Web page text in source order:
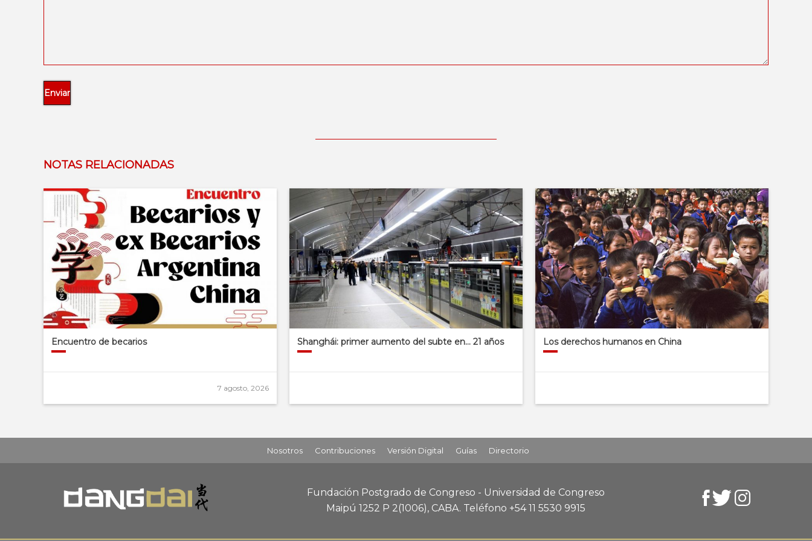
NOTAS RELACIONADAS
Encuentro de becarios
7 agosto, 2026
Shanghái: primer aumento del subte en… 21 años Los derechos humanos en China
Nosotros Contribuciones Versión Digital Guías Directorio
Fundación Postgrado de Congreso - Universidad de Congreso
Maipú 1252 P 2(1006), CABA. Teléfono +54 11 5530 9915